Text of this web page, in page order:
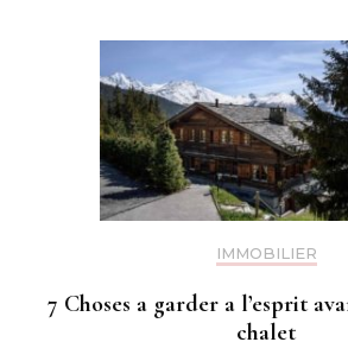
IMMOBILIER
7 Choses a garder a l’esprit
chalet